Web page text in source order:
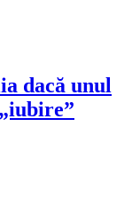
dacă unul